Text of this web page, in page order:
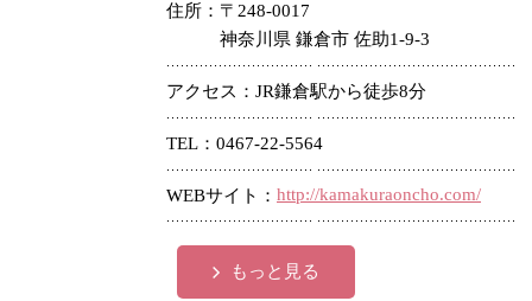
住所
〒248-0017
神奈川県 鎌倉市 佐助1-9-3
アクセス JR鎌倉駅から徒歩8分
TEL 0467-22-5564
WEBサイト http://kamakuraoncho.com/
もっと見る